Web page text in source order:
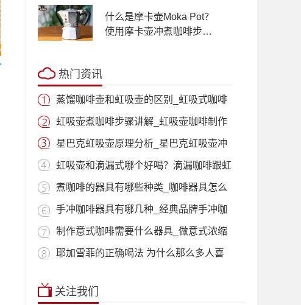
什么是摩卡壶Moka Pot？
使用摩卡壶冲煮咖啡步骤
热门资讯
蒸馏咖啡壶和虹吸壶的区别_虹吸式咖啡
壶适虹吸壶煮咖啡步骤讲解_虹吸壶咖啡制作
过程星巴克虹吸壶原理分析_星巴克虹吸壶冲
泡咖虹吸壶和滴漏式哪个好喝？滴漏咖啡跟虹
吸咖煮咖啡的器具有哪些种类_咖啡器具怎么
用_什手冲咖啡器具有哪几种_经典品牌手冲咖
啡器制作意式咖啡需要什么器具_做意式浓缩
咖啡耶加雪菲的正确喝法 为什么那么多人喜
本站推荐: 星巴克菜单2018价目表
啡 | 曼特宁 |
关注我们